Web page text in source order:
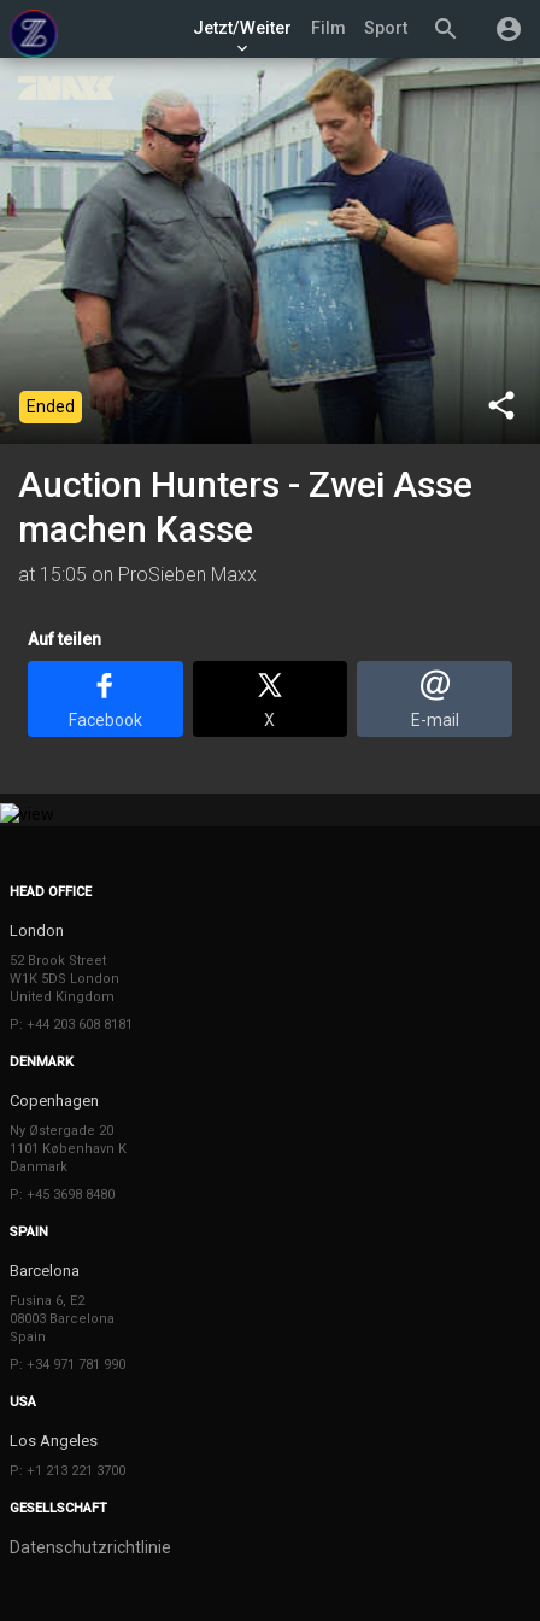
search account_circle
Jetzt/Weiter
keyboard_arrow_down
Film Sport
share
Ended
Auction Hunters - Zwei Asse
machen Kasse
at 15:05 on ProSieben Maxx
Auf teilen
Facebook X E-mail
HEAD OFFICE
London
52 Brook Street
W1K 5DS London
United Kingdom
P: +44 203 608 8181
DENMARK
Copenhagen
Ny Østergade 20
1101 København K
Danmark
P: +45 3698 8480
SPAIN
Barcelona
Fusina 6, E2
08003 Barcelona
Spain
P: +34 971 781 990
USA
Los Angeles
P: +1 213 221 3700
GESELLSCHAFT
Datenschutzrichtlinie